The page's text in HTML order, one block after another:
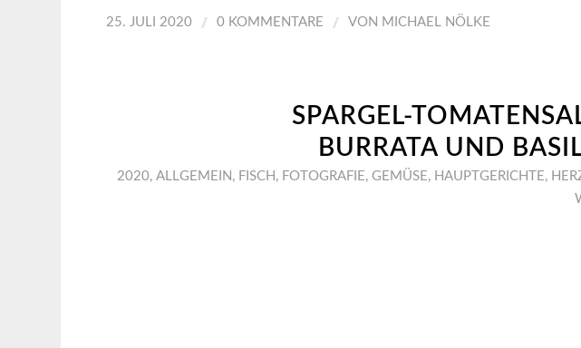
25. JULI 2020 / 0 KOMMENTARE / VON MICHAEL NÖLKE
SPARGEL-
BURRATA UND
2020, ALLGEMEIN , FISCH , FOTOGRAFIE, GEMÜSE, HAUPTGERICHTE,